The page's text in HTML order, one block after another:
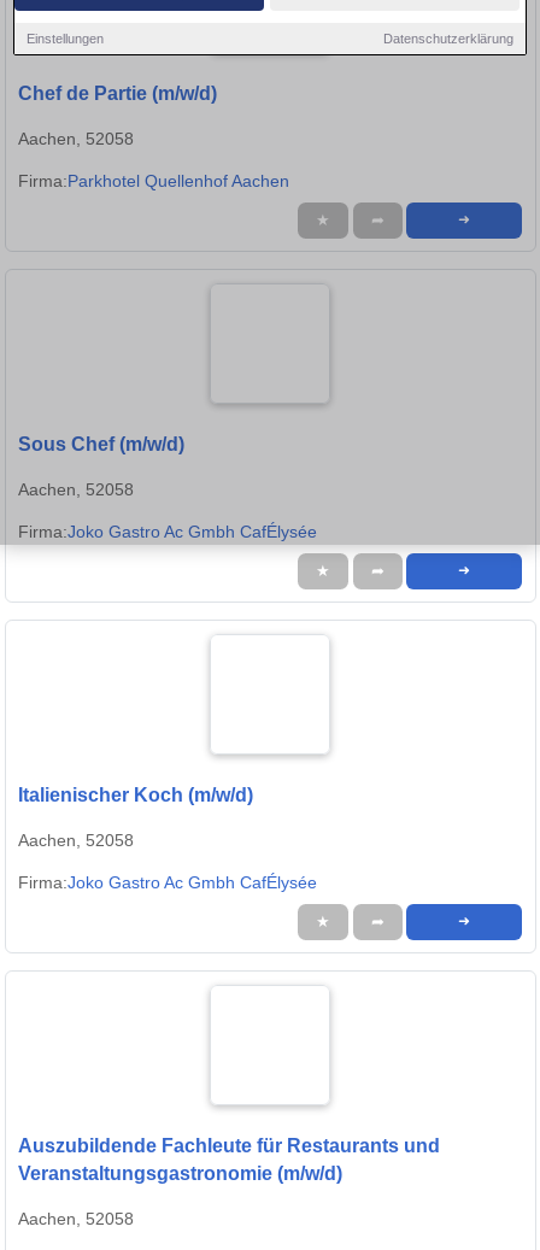
Einstellungen Datenschutzerklärung
Chef de Partie (m/w/d)
Aachen, 52058
Firma:Parkhotel Quellenhof Aachen
★ ➦ ➜
Sous Chef (m/w/d)
Aachen, 52058
Firma:Joko Gastro Ac Gmbh CafÉlysée
★ ➦ ➜
Italienischer Koch (m/w/d)
Aachen, 52058
Firma:Joko Gastro Ac Gmbh CafÉlysée
★ ➦ ➜
Auszubildende Fachleute für Restaurants und
Veranstaltungsgastronomie (m/w/d)
Aachen, 52058